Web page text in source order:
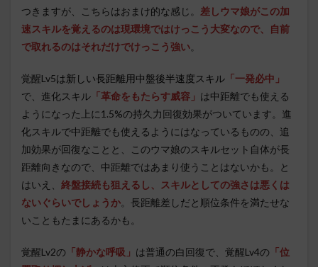
つきますが、こちらはおまけ的な感じ。 差しウマ娘がこの加
速スキルを覚えるのは現環境ではけっこう大変なので、自前
で取れるのはそれだけでけっこう強い。
覚醒Lv5は新しい長距離用中盤後半速度スキル 「一発必中」
で、進化スキル 「革命をもたらす威容 」 は中距離でも使える
ようになった上に1.5%の持久力回復効果がついています。進
化スキルで中距離でも使えるようにはなっているものの、追
加効果が回復なことと、このウマ娘のスキルセット自体が長
距離向きなので、中距離ではあまり使うことはないかも。と
はいえ、 終盤接続も狙えるし、スキルとしての強さは悪くは
ないぐらいでしょうか。長距離差しだと順位条件を満たせな
いこともたまにあるかも。
覚醒Lv2の 「静かな呼吸」 は普通の白回復で、覚醒Lv4の 「位